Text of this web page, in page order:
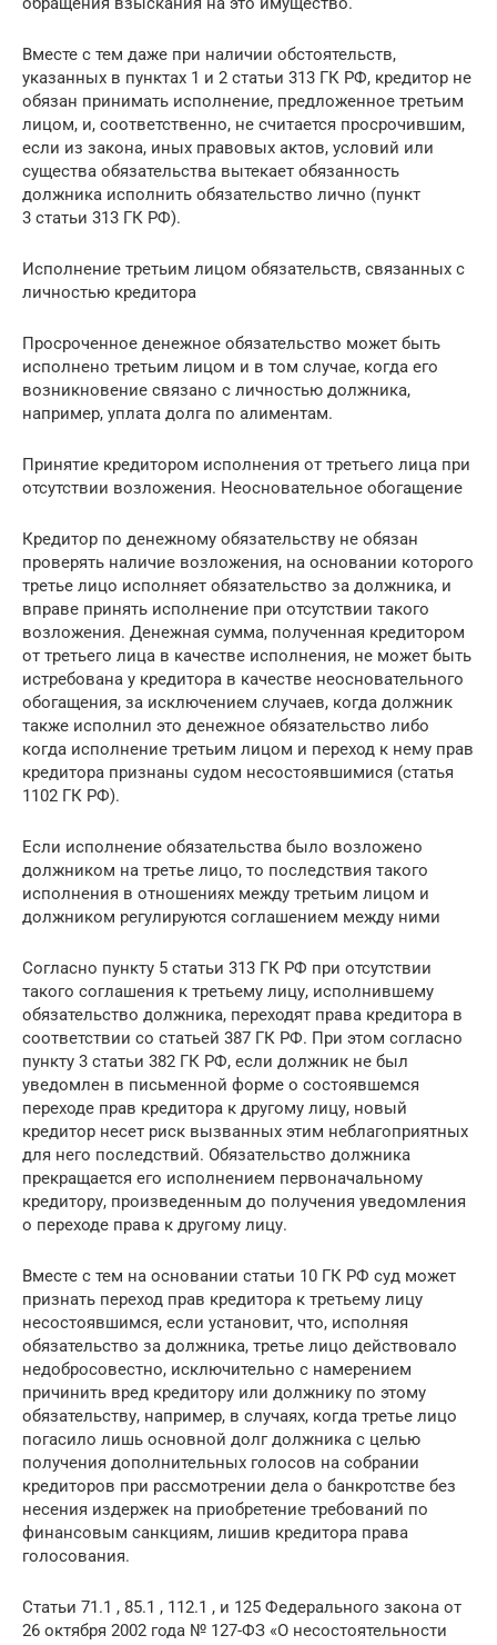
Вместе с тем даже при наличии обстоятельств,
указанных в пунктах 1 и 2 статьи 313 ГК РФ, кредитор не
обязан принимать исполнение, предложенное третьим
лицом, и, соответственно, не считается просрочившим,
если из закона, иных правовых актов, условий или
существа обязательства вытекает обязанность
должника исполнить обязательство лично (пункт
3 статьи 313 ГК РФ).
Исполнение третьим лицом обязательств, связанных с
личностью кредитора
Просроченное денежное обязательство может быть
исполнено третьим лицом и в том случае, когда его
возникновение связано с личностью должника,
например, уплата долга по алиментам.
Принятие кредитором исполнения от третьего лица при
отсутствии возложения. Неосновательное обогащение
Кредитор по денежному обязательству не обязан
проверять наличие возложения, на основании которого
третье лицо исполняет обязательство за должника, и
вправе принять исполнение при отсутствии такого
возложения. Денежная сумма, полученная кредитором
от третьего лица в качестве исполнения, не может быть
истребована у кредитора в качестве неосновательного
обогащения, за исключением случаев, когда должник
также исполнил это денежное обязательство либо
когда исполнение третьим лицом и переход к нему прав
кредитора признаны судом несостоявшимися (статья
1102 ГК РФ).
Если исполнение обязательства было возложено
должником на третье лицо, то последствия такого
исполнения в отношениях между третьим лицом и
должником регулируются соглашением между ними
Согласно пункту 5 статьи 313 ГК РФ при отсутствии
такого соглашения к третьему лицу, исполнившему
обязательство должника, переходят права кредитора в
соответствии со статьей 387 ГК РФ. При этом согласно
пункту 3 статьи 382 ГК РФ, если должник не был
уведомлен в письменной форме о состоявшемся
переходе прав кредитора к другому лицу, новый
кредитор несет риск вызванных этим неблагоприятных
для него последствий. Обязательство должника
прекращается его исполнением первоначальному
кредитору, произведенным до получения уведомления
о переходе права к другому лицу.
Вместе с тем на основании статьи 10 ГК РФ суд может
признать переход прав кредитора к третьему лицу
несостоявшимся, если установит, что, исполняя
обязательство за должника, третье лицо действовало
недобросовестно, исключительно с намерением
причинить вред кредитору или должнику по этому
обязательству, например, в случаях, когда третье лицо
погасило лишь основной долг должника с целью
получения дополнительных голосов на собрании
кредиторов при рассмотрении дела о банкротстве без
несения издержек на приобретение требований по
финансовым санкциям, лишив кредитора права
голосования.
Статьи 71.1 , 85.1 , 112.1 , и 125 Федерального закона от
26 октября 2002 года № 127-ФЗ «О несостоятельности